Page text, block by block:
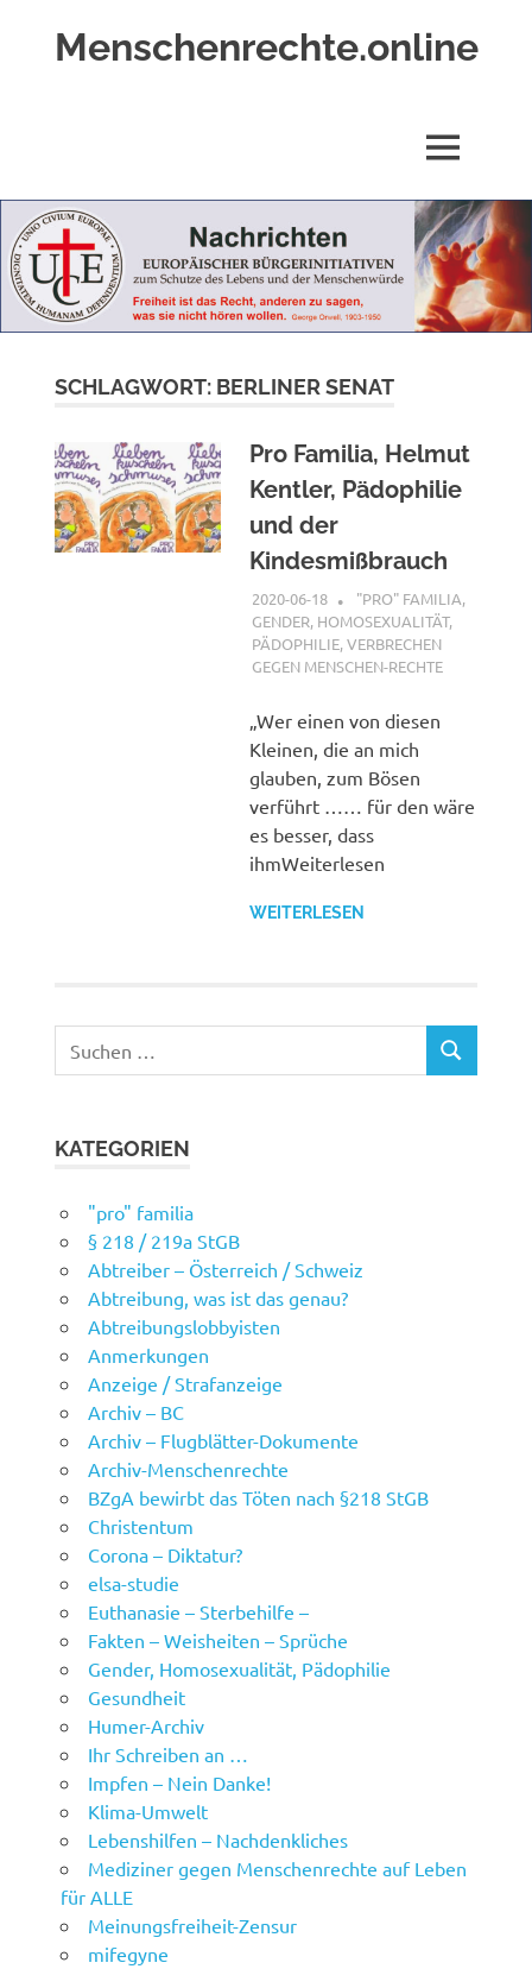
Menschenrechte.online
Geborene
wie
für
Ungeborene
MENÜ
SCHLAGWORT: BERLINER SENAT
Pro Familia, Helmut
Kentler, Pädophilie
und der
Kindesmißbrauch
2020-06-18 XX
"PRO" FAMILIA,
GENDER, HOMOSEXUALITÄT,
PÄDOPHILIE,VERBRECHEN
GEGEN MENSCHEN-RECHTE
„Wer einen von diesen
Kleinen, die an mich
glauben, zum Bösen
verführt …… für den wäre
es besser, dass
ihmWeiterlesen
WEITERLESEN
nach:
SUCHEN
KATEGORIEN
"pro" familia
§ 218 / 219a StGB
Abtreiber – Österreich / Schweiz
Abtreibung, was ist das genau?
Abtreibungslobbyisten
Anmerkungen
Anzeige / Strafanzeige
Archiv – BC
Archiv – Flugblätter-Dokumente
Archiv-Menschenrechte
BZgA bewirbt das Töten nach §218 StGB
Christentum
Corona – Diktatur?
elsa-studie
Euthanasie – Sterbehilfe –
Fakten – Weisheiten – Sprüche
Gender, Homosexualität, Pädophilie
Gesundheit
Humer-Archiv
Ihr Schreiben an …
Impfen – Nein Danke!
Klima-Umwelt
Lebenshilfen – Nachdenkliches
Mediziner gegen Menschenrechte auf Leben
für ALLE
Meinungsfreiheit-Zensur
mifegyne